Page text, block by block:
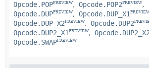
Opcode.POPPREVIEW Opcode.POP2PREVIEW
Opcode.DUPPREVIEW Opcode.DUP_X1
Opcode.DUP_X2PREVIEW Opcode.DUP2
Opcode.DUP2_X1PREVIEW
Opcode.SWAPPREVIEW